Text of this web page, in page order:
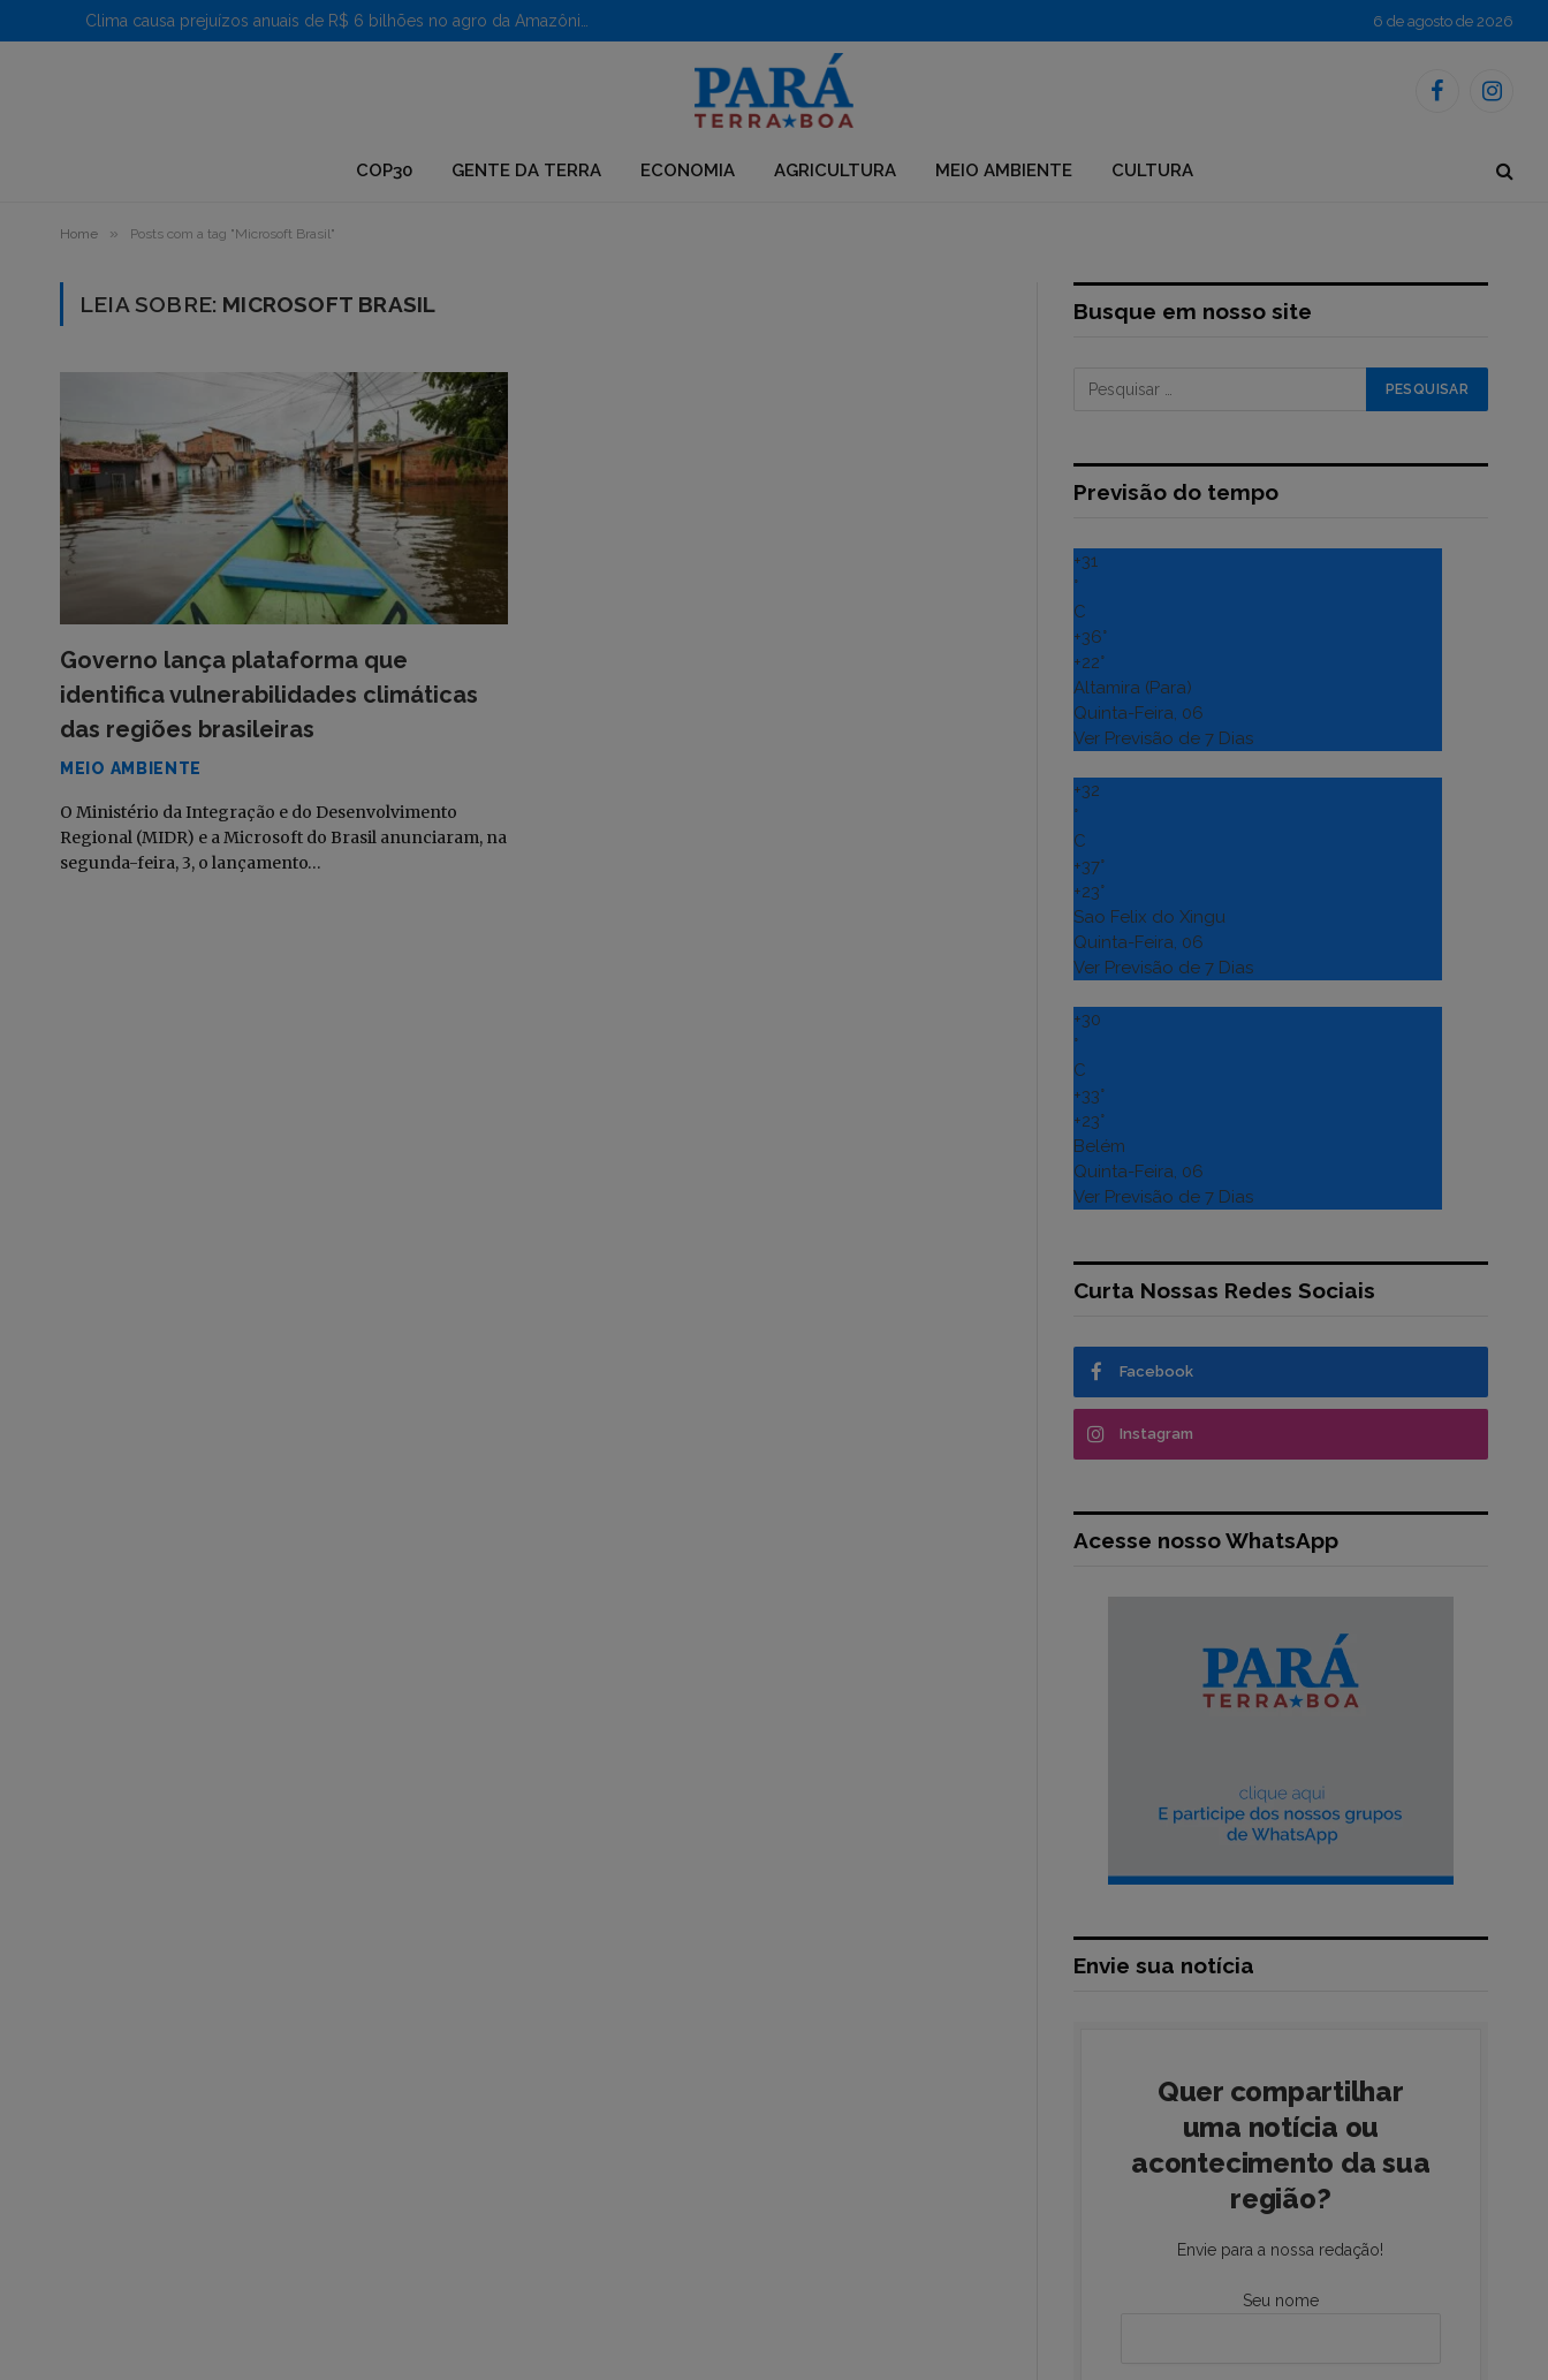
6 de agosto de 2026
Facebook
COP30 GENTE DA TERRA ECONOMIA AGRICULTURA MEIO AMBIENTE CULTURA
Home » Posts com a tag "Microsoft Brasil"
LEIA SOBRE: MICROSOFT BRASIL
Governo lança plataforma que
identifica vulnerabilidades climáticas
das regiões brasileiras
MEIO AMBIENTE
O Ministério da Integração e do Desenvolvimento
Regional (MIDR) e a Microsoft do Brasil anunciaram, na
segunda-feira, 3, o lançamento…
Busque em nosso site
Previsão do tempo
+31
°
C
+36°
+22°
Altamira (Para)
Quinta-Feira, 06
Ver Previsão de 7 Dias
+32
°
C
+37°
+23°
Sao Felix do Xingu
Quinta-Feira, 06
Ver Previsão de 7 Dias
+30
°
C
+33°
+23°
Belém
Quinta-Feira, 06
Ver Previsão de 7 Dias
Curta Nossas Redes Sociais
Facebook
Instagram
Acesse nosso WhatsApp
Envie sua notícia
Quer compartilhar
uma notícia ou
acontecimento da sua
região?
Envie para a nossa redação!
Seu nome